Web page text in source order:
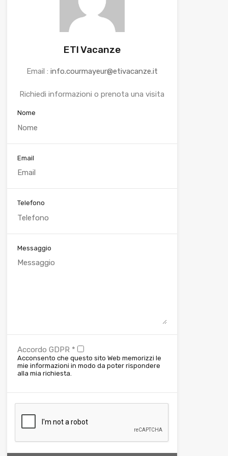
ETI Vacanze
Email : info.courmayeur@etivacanze.it
Richiedi informazioni o prenota una visita
Nome
Email
Telefono
Messaggio
Accordo GDPR *
Acconsento che questo sito Web memorizzi le
mie informazioni in modo da poter rispondere
alla mia richiesta.